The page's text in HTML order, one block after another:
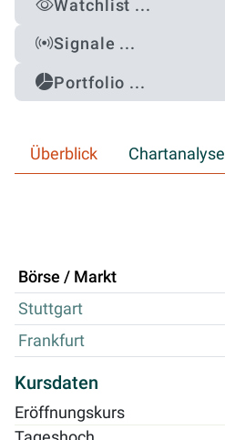
Watchlist ...
Signale ...
Portfolio ...
Überblick Chartanalyse
Börse / Markt
Stuttgart
Frankfurt
Kursdaten
Eröffnungskurs